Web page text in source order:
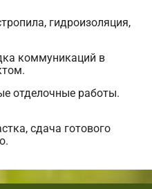
гидроизоляция,
коммуникаций в
отделочные работы.
сдача готового